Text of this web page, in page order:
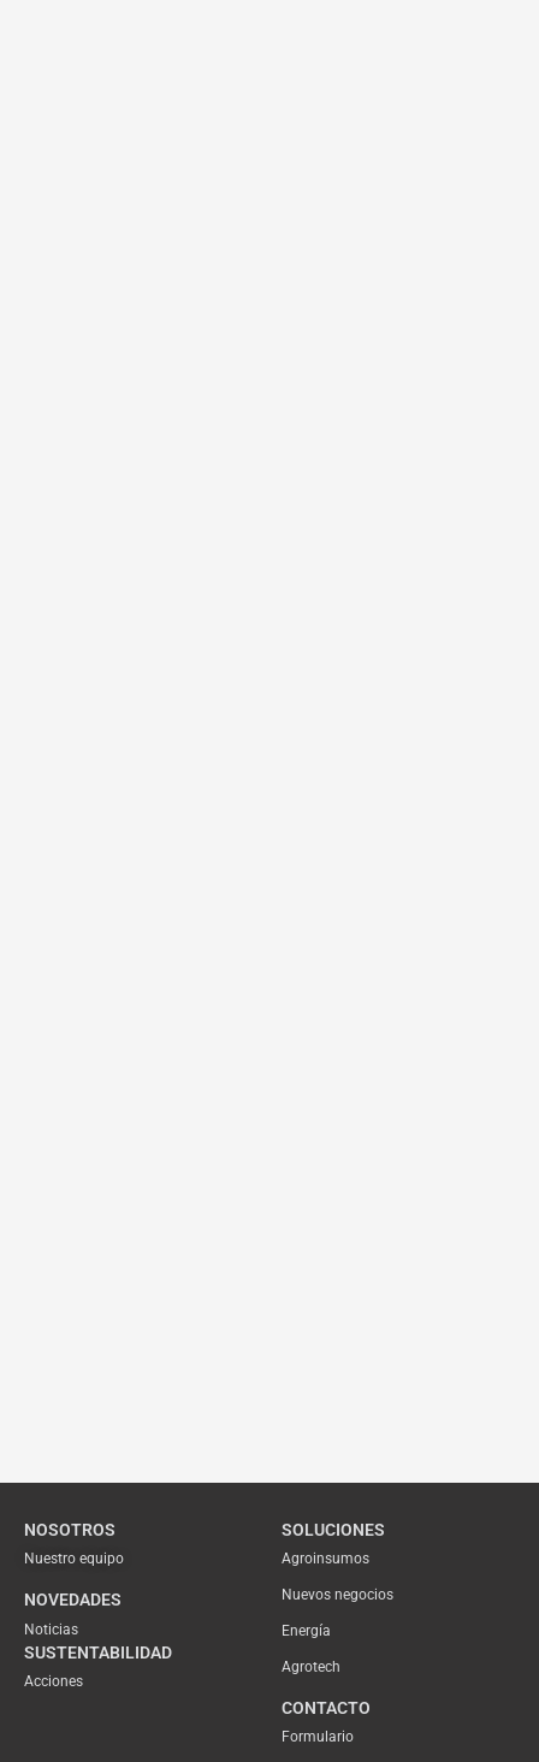
NOSOTROS
Nuestro equipo
NOVEDADES
Noticias
SUSTENTABILIDAD
Acciones
SOLUCIONES
Agroinsumos
Nuevos negocios
Energía
Agrotech
CONTACTO
Formulario